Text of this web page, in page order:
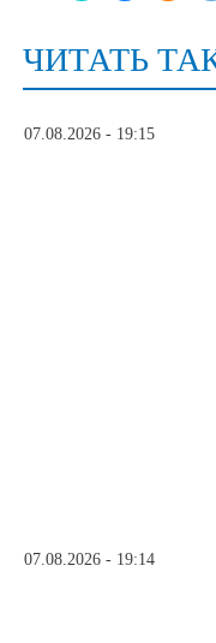
ЧИТАТЬ
07.08.2026 - 19:15
07.08.2026 - 19:14